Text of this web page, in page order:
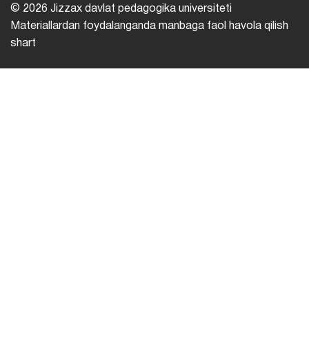
© 2026 Jizzax davlat pedagogika universiteti
Materiallardan foydalanganda manbaga faol havola qilish
shart